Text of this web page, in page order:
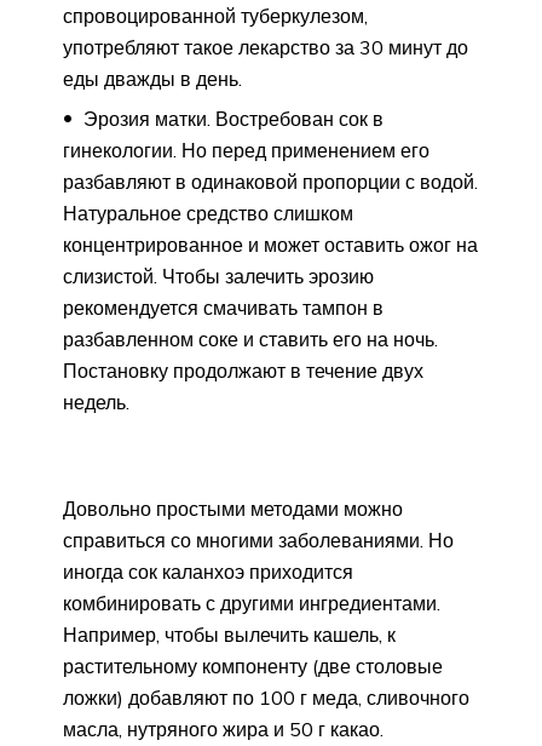
спровоцированной туберкулезом,
употребляют такое лекарство за 30 минут до
еды дважды в день.
Эрозия матки. Востребован сок в
гинекологии. Но перед применением его
разбавляют в одинаковой пропорции с водой.
Натуральное средство слишком
концентрированное и может оставить ожог на
слизистой. Чтобы залечить эрозию
рекомендуется смачивать тампон в
разбавленном соке и ставить его на ночь.
Постановку продолжают в течение двух
недель.
Довольно простыми методами можно
справиться со многими заболеваниями. Но
иногда сок каланхоэ приходится
комбинировать с другими ингредиентами.
Например, чтобы вылечить кашель, к
растительному компоненту (две столовые
ложки) добавляют по 100 г меда, сливочного
масла, нутряного жира и 50 г какао.